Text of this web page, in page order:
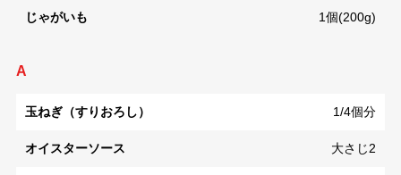
じゃがいも 1個(200g)
A
玉ねぎ（すりおろし） 1/4個分
オイスターソース 大さじ2